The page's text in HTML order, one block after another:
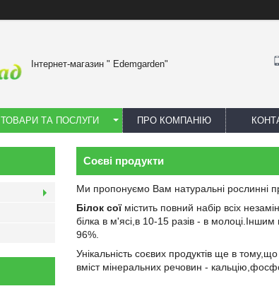
Інтернет-магазин " Edemgarden"
ТОВАРИ ТА ПОСЛУГИ ПРО КОМПАНІЮ
Соєві продукти
Ми пропонуємо Вам натуральні рослинні
Білок сої містить повний набір всіх
білка в м'ясі,в 10-15 разів - в молоці.Іншим
96%.
Унікальність соєвих продуктів ще в
вміст мінеральних речовин -